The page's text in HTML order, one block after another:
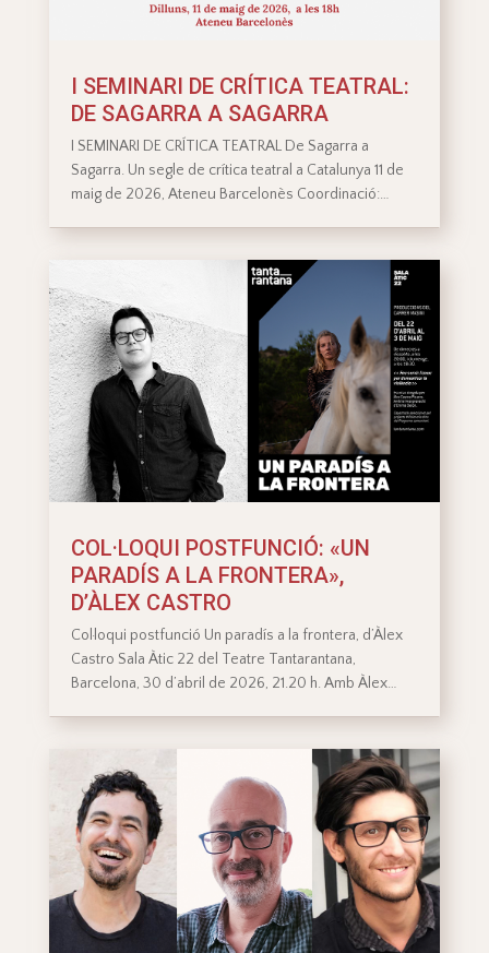
I SEMINARI DE CRÍTICA TEATRAL:
DE SAGARRA A SAGARRA
I SEMINARI DE CRÍTICA TEATRAL De Sagarra a
Sagarra. Un segle de crítica teatral a Catalunya 11 de
maig de 2026, Ateneu Barcelonès Coordinació:…
COL·LOQUI POSTFUNCIÓ: «UN
PARADÍS A LA FRONTERA»,
D’ÀLEX CASTRO
Col·loqui postfunció Un paradís a la frontera, d’Àlex
Castro Sala Àtic 22 del Teatre Tantarantana,
Barcelona, 30 d’abril de 2026, 21.20 h. Amb Àlex…